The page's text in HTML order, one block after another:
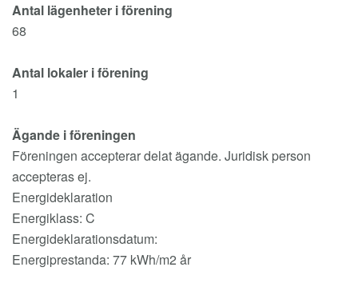
Antal lägenheter i förening
68
Antal lokaler i förening
1
Ägande i föreningen
Föreningen accepterar delat ägande. Juridisk person
accepteras ej.
Energideklaration
Energiklass: C
Energideklarationsdatum:
Energiprestanda: 77 kWh/m2 år